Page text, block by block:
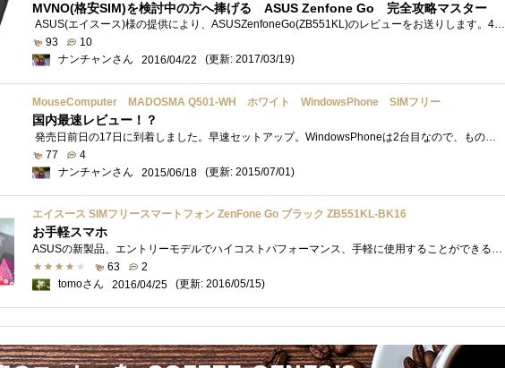
MVNO(格安SIM)を検討中の方へ捧げる ASUS Zenfone Go 完全攻略マスター
ASUS(エイスース)様の提供により、ASUSZenfoneGo(ZB551KL)のレビューをお送りします。4月2日に発売になったばかりのASUSの最新機種です。 仕様はこんな...
93
10
ナンチャンさん
2016/04/22 (更新: 2017/03/19)
MouseComputer MADOSMA Q501-WH ホワイト WindowsPhone SIMフリー
国内最速レビュー！？
発売日前日の17日に到着しました。早速セットアップ。WindowsPhoneは2台目なので、ものの3分ほどでセットアップ完了。第一印象。画面がとてもキ�...
77
4
ナンチャンさん
2015/06/18 (更新: 2015/07/01)
エイスース SIMフリースマートフォン ZenFone Go ブラック ZB551KL-BK16
お手軽スマホ
ASUSの新製品、エントリーモデルでハイコストパフォーマンス、手軽に使用することができる話題のSIMフリースマホZenfoneGO（ZB551KL-BK16）です。OSに�...
63
2
tomoさん
2016/04/25 (更新: 2016/05/15)